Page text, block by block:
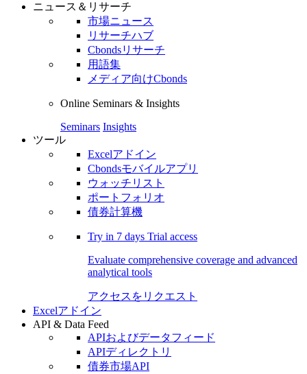
ニュース＆リサーチ
市場ニュース
リサーチハブ
Cbondsリサーチ
用語集
メディア向けCbonds
Online Seminars & Insights
Seminars Insights
ツール
Excelアドイン
Cbondsモバイルアプリ
ウォッチリスト
ポートフォリオ
債券計算機
Try in 7 days Trial access
Evaluate comprehensive coverage and advanced
analytical tools
アクセスをリクエスト
Excelアドイン
API & Data Feed
APIおよびデータフィード
APIディレクトリ
債券市場API